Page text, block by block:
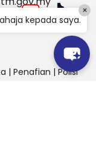
| Penafian | Polisi
kepada saya.
×